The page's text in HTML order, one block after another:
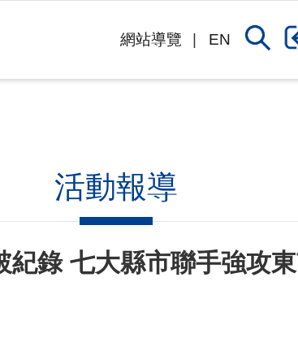
網站導覽 EN
活動報導
紀錄 七大縣市聯手強攻